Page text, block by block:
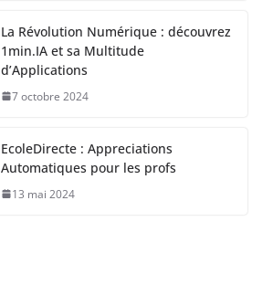
La Révolution Numérique : découvrez
1min.IA et sa Multitude
d’Applications
7 octobre 2024
EcoleDirecte : Appreciations
Automatiques pour les profs
13 mai 2024